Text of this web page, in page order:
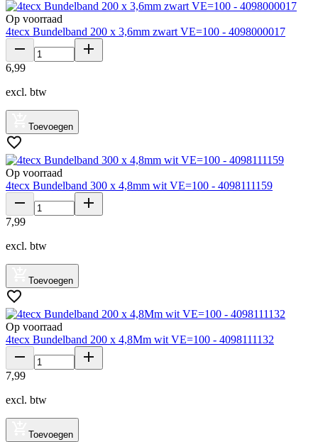
Op voorraad
4tecx Bundelband 200 x 3,6mm zwart VE=100 - 4098000017
6,99
excl. btw
Toevoegen
Op voorraad
4tecx Bundelband 300 x 4,8mm wit VE=100 - 4098111159
7,99
excl. btw
Toevoegen
Op voorraad
4tecx Bundelband 200 x 4,8Mm wit VE=100 - 4098111132
7,99
excl. btw
Toevoegen